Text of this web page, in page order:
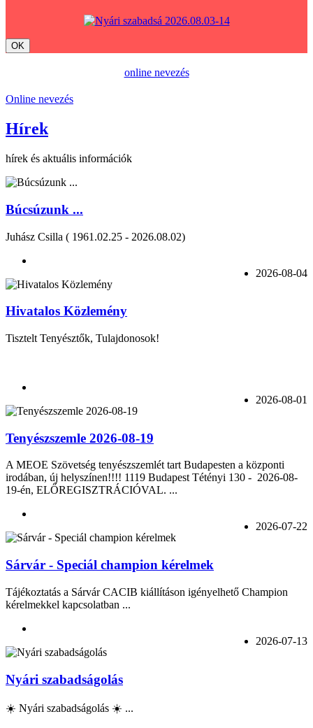
OK
online nevezés
Online nevezés
Hírek
hírek és aktuális információk
Búcsúzunk ...
Juhász Csilla ( 1961.02.25 - 2026.08.02)
2026-08-04
Hivatalos Közlemény
Tisztelt Tenyésztők, Tulajdonosok!
2026-08-01
Tenyészszemle 2026-08-19
A MEOE Szövetség tenyészszemlét tart Budapesten a központi
irodában, új helyszínen!!!! 1119 Budapest Tétényi 130 - 2026-08-
19-én, ELŐREGISZTRÁCIÓVAL. ...
2026-07-22
Sárvár - Speciál champion kérelmek
Tájékoztatás a Sárvár CACIB kiállításon igényelhető Champion
kérelmekkel kapcsolatban ...
2026-07-13
Nyári szabadságolás
☀️ Nyári szabadságolás ☀️ ...